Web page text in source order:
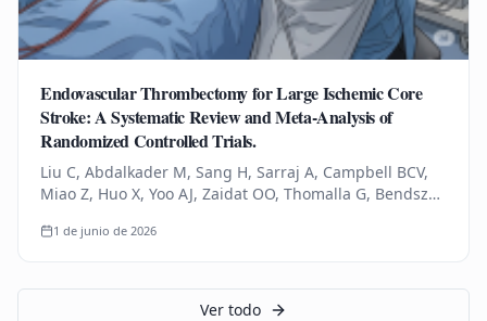
Endovascular Thrombectomy for Large Ischemic Core
Stroke: A Systematic Review and Meta-Analysis of
Randomized Controlled Trials.
Liu C, Abdalkader M, Sang H, Sarraj A, Campbell BCV,
Miao Z, Huo X, Yoo AJ, Zaidat OO, Thomalla G, Bendszus
Yaghi S, Sun D,…
1 de junio de 2026
Ver todo